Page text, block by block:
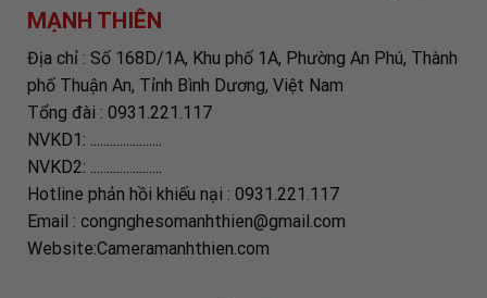
MẠNH THIÊN
Địa chỉ : Số 168D/1A, Khu phố 1A, Phường An Phú, Thành
phố Thuận An, Tỉnh Bình Dương, Việt Nam
Tổng đài : 0931.221.117
NVKD1: ......................
NVKD2: ......................
Hotline phản hồi khiếu nại : 0931.221.117
Email : congnghesomanhthien@gmail.com
Website:Cameramanhthien.com